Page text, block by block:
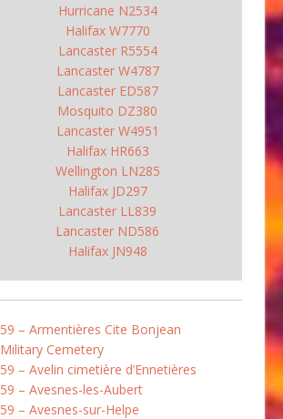
Hurricane N2534
Halifax W7770
Lancaster R5554
Lancaster W4787
Lancaster ED587
Mosquito DZ380
Lancaster W4951
Halifax HR663
Wellington LN285
Halifax JD297
Lancaster LL839
Lancaster ND586
Halifax JN948
59 – Armentières Cite Bonjean
Military Cemetery
59 – Avelin cimetière d’Ennetières
59 – Avesnes-les-Aubert
59 – Avesnes-sur-Helpe